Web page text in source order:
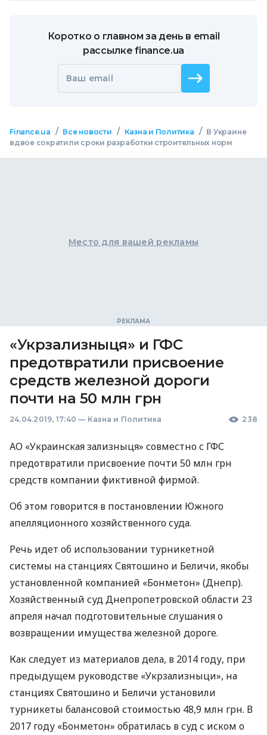
Коротко о главном за день в email
рассылке finance.ua
Ваш email
Finance.ua / Все новости / Казна и Политика / В Украине
вдвое сократили сроки разработки строительных норм
Место для вашей рекламы
«Укрзализныця» и ГФС
предотвратили присвоение
средств железной дороги
почти на 50 млн грн
24.04.2019, 17:40 — Казна и Политика 238
АО «Украинская зализныця» совместно с ГФС
предотвратили присвоение почти 50 млн грн
средств компании фиктивной фирмой.
Об этом говорится в постановлении Южного
апелляционного хозяйственного суда.
Речь идет об использовании турникетной
системы на станциях Святошино и Беличи, якобы
установленной компанией «Бонметон» (Днепр).
Хозяйственный суд Днепропетровской области 23
апреля начал подготовительные слушания о
возвращении имущества железной дороге.
Как следует из материалов дела, в 2014 году, при
предыдущем руководстве «Укрзализныци», на
станциях Святошино и Беличи установили
турникеты балансовой стоимостью 48,9 млн грн. В
2017 году «Бонметон» обратилась в суд с иском о